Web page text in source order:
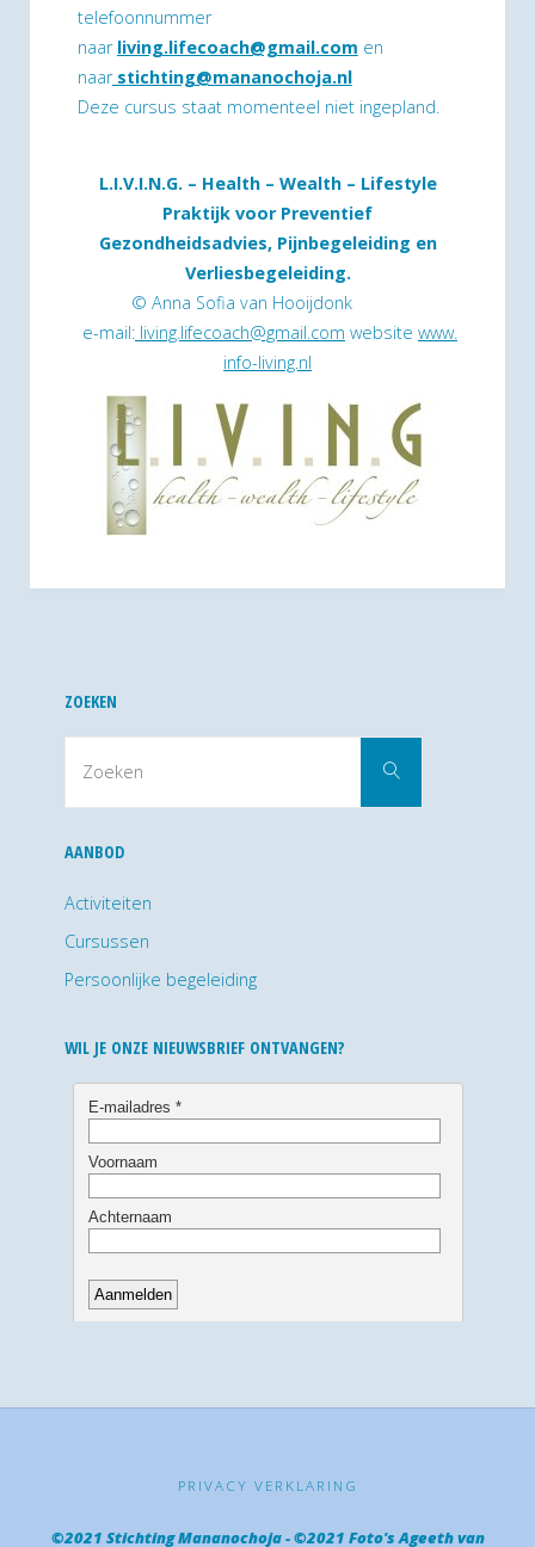
telefoonnummer
naar living.lifecoach@gmail.com en
naarstichting@mananochoja.nl
Deze cursus staat momenteel niet ingepland.
L.I.V.I.N.G. – Health – Wealth – Lifestyle
Praktijk voor Preventief
Gezondheidsadvies, Pijnbegeleiding en
Verliesbegeleiding.
© Anna Sofia van Hooijdonk
e-mail: living.lifecoach@gmail.com website www.
info-living.nl
ZOEKEN
Zoeken
AANBOD
Activiteiten
Cursussen
Persoonlijke begeleiding
WIL JE ONZE NIEUWSBRIEF ONTVANGEN?
PRIVACY VERKLARING
©2021 Stichting Mananochoja - ©2021 Foto's Ageeth van